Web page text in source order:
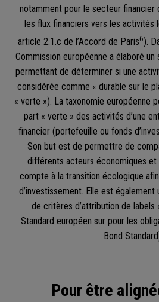
notamment pour le secteur financier
les flux financiers vers les activités
article 2.1.c de l’Accord de Paris6).
Commission européenne a élaboré
permettant de déterminer si une
considérée comme « durable sur le
« verte »). La taxonomie européenne
part « verte » des activités d’une
financier (portefeuille ou fonds
Son but est de permettre de
différents acteurs économiques et
compte à la transition écologique
d’investissement. Elle est
de critères d’attribution de labels
Standard européen sur pour les
Bond
Pour être